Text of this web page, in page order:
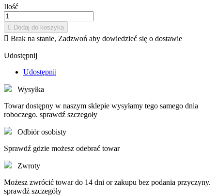
Ilość
 Dodaj do koszyka
 Brak na stanie, Zadzwoń aby dowiedzieć się o dostawie
Udostępnij
Udostępnij
Wysyłka
Towar dostępny w naszym sklepie wysyłamy tego samego dnia
roboczego. sprawdź szczegoły
Odbiór osobisty
Sprawdź gdzie możesz odebrać towar
Zwroty
Możesz zwrócić towar do 14 dni or zakupu bez podania przyczyny.
sprawdź szczegóły